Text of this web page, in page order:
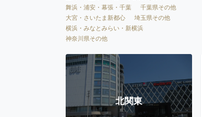
舞浜・浦安・幕張・千葉
千葉県その他
大宮・さいたま新都心
埼玉県その他
横浜・みなとみらい・新横浜
神奈川県その他
北関東